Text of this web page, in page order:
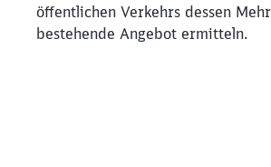
öffentlichen Verkehrs dessen
bestehende Angebot ermitteln.